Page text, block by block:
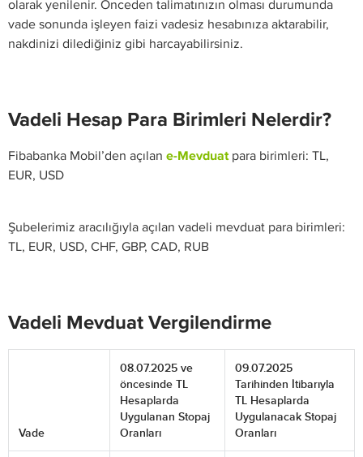
olarak yenilenir. Önceden talimatınızın olması durumunda
vade sonunda işleyen faizi vadesiz hesabınıza aktarabilir,
nakdinizi dilediğiniz gibi harcayabilirsiniz.
Vadeli Hesap Para Birimleri Nelerdir?
Fibabanka Mobil’den açılan e-Mevduatpara birimleri: TL,
EUR, USD
Şubelerimiz aracılığıyla açılan vadeli mevduat para birimleri:
TL, EUR, USD, CHF, GBP, CAD, RUB
Vadeli Mevduat Vergilendirme
Vade
08.07.2025 ve
öncesinde TL
Hesaplarda
Uygulanan Stopaj
Oranları
09.07.2025
Tarihinden İtibarıyla
TL Hesaplarda
Uygulanacak Stopaj
Oranları